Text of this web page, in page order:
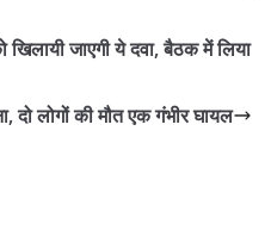
जाएगी ये दवा, बैठक में लिया
दो लोगों की मौत एक गंभीर घायल